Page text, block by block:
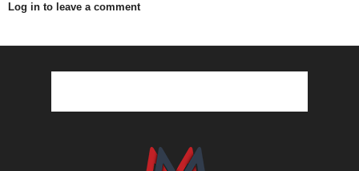
Log in to leave a comment